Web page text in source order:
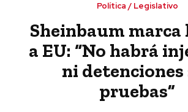
Política / Legislativo
Sheinbaum
a EU: “No habrá
ni detenciones
pruebas”